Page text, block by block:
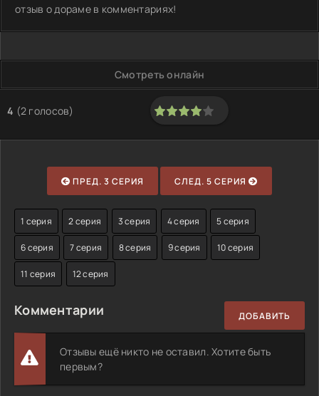
отзыв о дораме в комментариях!
Смотреть онлайн
4 (2 голосов)
80
ПРЕД. 3 СЕРИЯ СЛЕД. 5 СЕРИЯ
1 серия 2 серия 3 серия 4 серия 5 серия
6 серия 7 серия 8 серия 9 серия 10 серия
11 серия 12 серия
Комментарии ДОБАВИТЬ
Отзывы ещё никто не оставил. Хотите быть
первым?